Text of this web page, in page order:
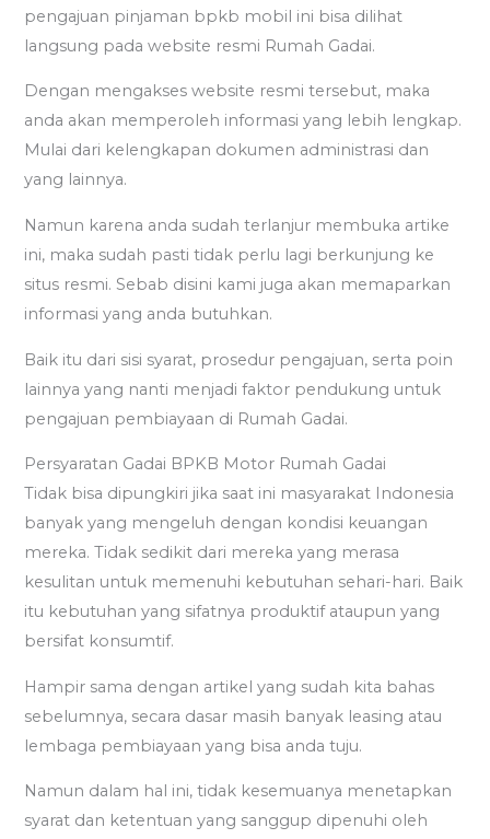
pengajuan pinjaman bpkb mobil ini bisa dilihat
langsung pada website resmi Rumah Gadai.
Dengan mengakses website resmi tersebut, maka
anda akan memperoleh informasi yang lebih lengkap.
Mulai dari kelengkapan dokumen administrasi dan
yang lainnya.
Namun karena anda sudah terlanjur membuka artike
ini, maka sudah pasti tidak perlu lagi berkunjung ke
situs resmi. Sebab disini kami juga akan memaparkan
informasi yang anda butuhkan.
Baik itu dari sisi syarat, prosedur pengajuan, serta poin
lainnya yang nanti menjadi faktor pendukung untuk
pengajuan pembiayaan di Rumah Gadai.
Persyaratan Gadai BPKB Motor Rumah Gadai
Tidak bisa dipungkiri jika saat ini masyarakat Indonesia
banyak yang mengeluh dengan kondisi keuangan
mereka. Tidak sedikit dari mereka yang merasa
kesulitan untuk memenuhi kebutuhan sehari-hari. Baik
itu kebutuhan yang sifatnya produktif ataupun yang
bersifat konsumtif.
Hampir sama dengan artikel yang sudah kita bahas
sebelumnya, secara dasar masih banyak leasing atau
lembaga pembiayaan yang bisa anda tuju.
Namun dalam hal ini, tidak kesemuanya menetapkan
syarat dan ketentuan yang sanggup dipenuhi oleh